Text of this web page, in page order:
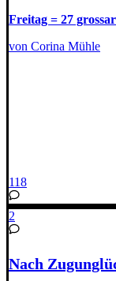
Freitag = 27
von Corina Mühle
118
2
Nach